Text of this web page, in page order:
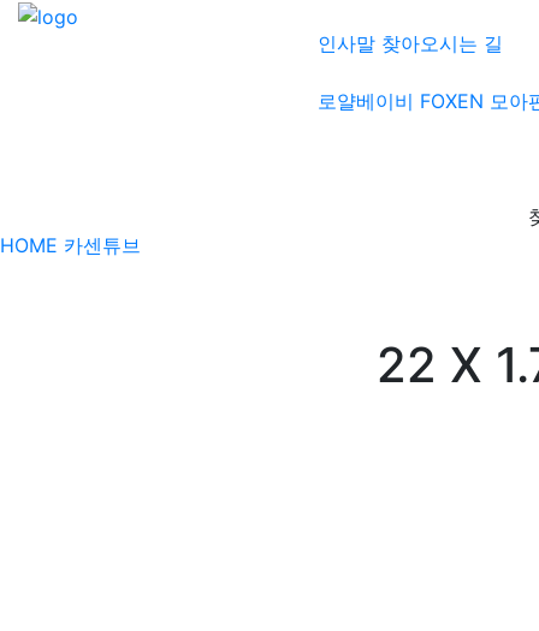
인사말 찾아오시는 길
로얄베이비 FOXEN 모아
HOME 카센튜브
22 X